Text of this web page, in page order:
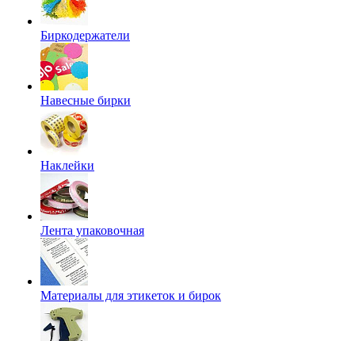
Биркодержатели
Навесные бирки
Наклейки
Лента упаковочная
Материалы для этикеток и бирок